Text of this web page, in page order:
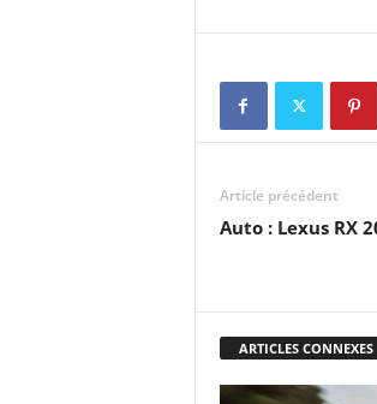
Article précédent
Auto : Lexus RX
ARTICLES CONNEXES